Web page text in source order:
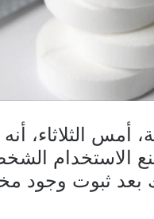
الاستخدام
بعد ثبوت وجود